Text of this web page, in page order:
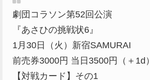
劇団コラソン第52回公演
『あさひの挑戦状6』
1月30日（火）新宿SAMURAI
前売券3000円 当日3500円（＋1d）
【対戦カード】その1